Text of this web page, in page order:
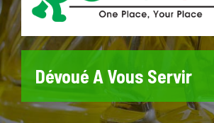
Dévoué A Vous Servir